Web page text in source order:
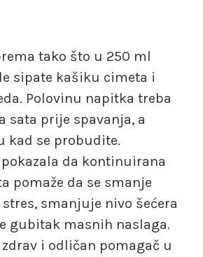
tako što u 250 ml
sipate kašiku cimeta i
Polovinu napitka treba
sata prije spavanja, a
kad se probudite.
da kontinuirana
pomaže da se smanje
smanjuje nivo šećera
gubitak masnih naslaga.
i odličan pomagač u